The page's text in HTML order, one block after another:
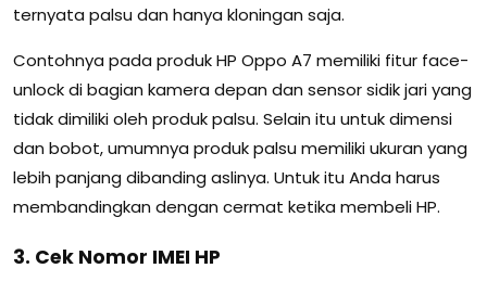
ternyata palsu dan hanya kloningan saja.
Contohnya pada produk HP Oppo A7 memiliki fitur face-
unlock di bagian kamera depan dan sensor sidik jari yang
tidak dimiliki oleh produk palsu. Selain itu untuk dimensi
dan bobot, umumnya produk palsu memiliki ukuran yang
lebih panjang dibanding aslinya. Untuk itu Anda harus
membandingkan dengan cermat ketika membeli HP.
3. Cek Nomor IMEI HP